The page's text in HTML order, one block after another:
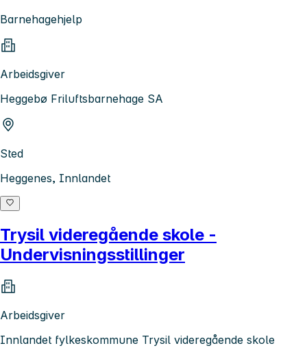
Barnehagehjelp
Arbeidsgiver
Heggebø Friluftsbarnehage SA
Sted
Heggenes, Innlandet
Trysil videregående skole -
Undervisningsstillinger
Arbeidsgiver
Innlandet fylkeskommune Trysil videregående skole